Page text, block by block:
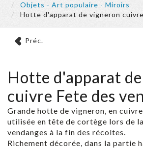
Objets - Art populaire - Miroirs
Hotte d'apparat de vigneron
Préc.
Hotte d'apparat
cuivre Fete des
Grande hotte de vigneron, en
utilisée en tête de cortège lors de
vendanges à la fin des récoltes.
Richement décorée, dans la partie